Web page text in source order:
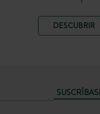
DESCUBRIR